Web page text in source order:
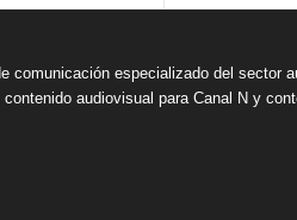
comunicación especializado del sector
audiovisual para Canal N y